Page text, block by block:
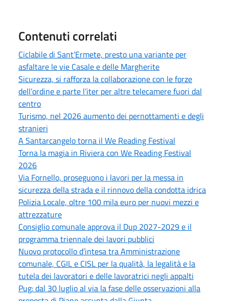
Contenuti correlati
Ciclabile di Sant’Ermete, presto una variante per
asfaltare le vie Casale e delle Margherite
Sicurezza, si rafforza la collaborazione con le forze
dell’ordine e parte l’iter per altre telecamere fuori dal
centro
Turismo, nel 2026 aumento dei pernottamenti e degli
stranieri
A Santarcangelo torna il We Reading Festival
Torna la magia in Riviera con We Reading Festival
2026
Via Fornello, proseguono i lavori per la messa in
sicurezza della strada e il rinnovo della condotta idrica
Polizia Locale, oltre 100 mila euro per nuovi mezzi e
attrezzature
Consiglio comunale approva il Dup 2027-2029 e il
programma triennale dei lavori pubblici
Nuovo protocollo d’intesa tra Amministrazione
comunale, CGIL e CISL per la qualità, la legalità e la
tutela dei lavoratori e delle lavoratrici negli appalti
Pug: dal 30 luglio al via la fase delle osservazioni alla